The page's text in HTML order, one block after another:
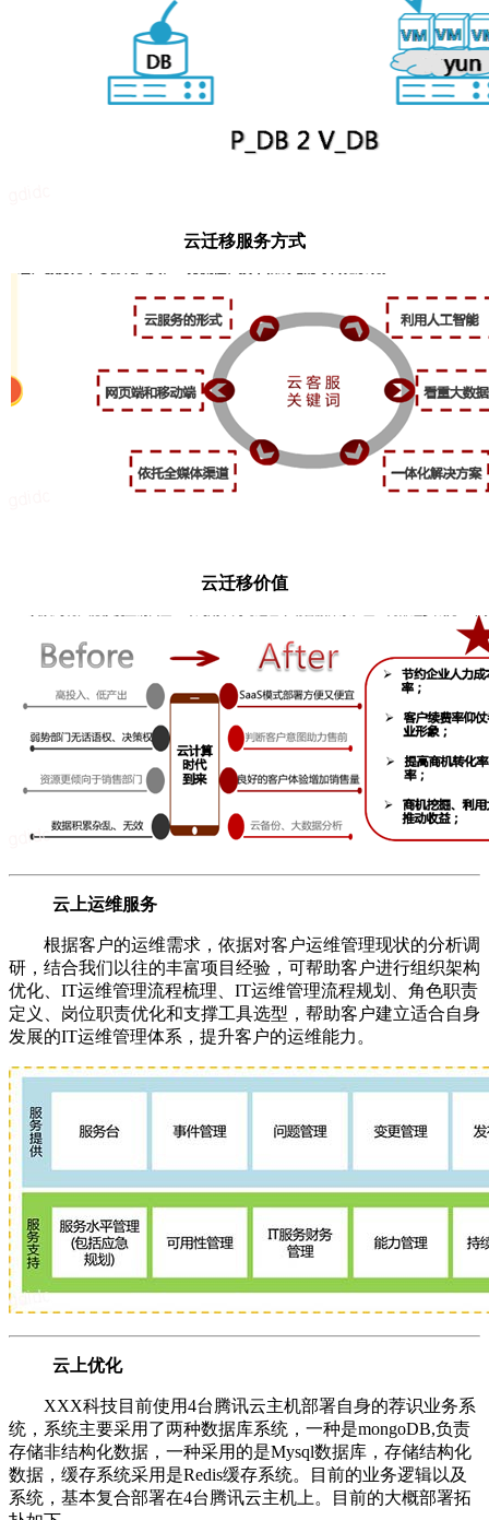
云迁移服务方式
云迁移价值
云上运维服务
根据客户的运维需求，依据对客户运维管理现状的分析调
研，结合我们以往的丰富项目经验，可帮助客户进行组织架构
优化、IT运维管理流程梳理、IT运维管理流程规划、角色职责
定义、岗位职责优化和支撑工具选型，帮助客户建立适合自身
发展的IT运维管理体系，提升客户的运维能力。
云上优化
XXX科技目前使用4台腾讯云主机部署自身的荐识业务系
统，系统主要采用了两种数据库系统，一种是mongoDB,负责
存储非结构化数据，一种采用的是Mysql数据库，存储结构化
数据，缓存系统采用是Redis缓存系统。目前的业务逻辑以及
系统，基本复合部署在4台腾讯云主机上。目前的大概部署拓